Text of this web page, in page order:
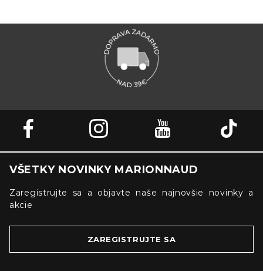
VŠETKY NOVINKY MARIONNAUD
Zaregistrujte sa a objavte naše najnovšie novinky a
akcie
ZAREGISTRUJTE SA